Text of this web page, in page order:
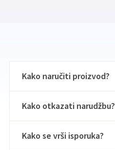
Kako naručiti proizvod?
Kako otkazati narudžbu?
Kako se vrši isporuka?